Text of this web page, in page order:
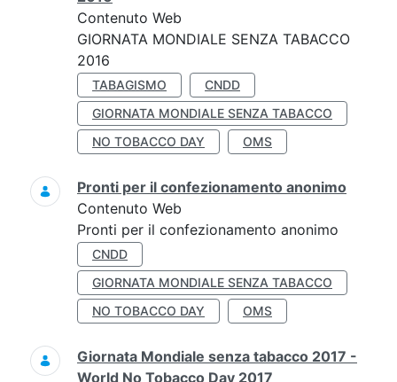
Contenuto Web
GIORNATA MONDIALE SENZA TABACCO
2016
TABAGISMO
CNDD
GIORNATA MONDIALE SENZA TABACCO
NO TOBACCO DAY
OMS
Pronti per il confezionamento anonimo
Contenuto Web
Pronti per il confezionamento anonimo
CNDD
GIORNATA MONDIALE SENZA TABACCO
NO TOBACCO DAY
OMS
Giornata Mondiale senza tabacco 2017 -
World No Tobacco Day 2017